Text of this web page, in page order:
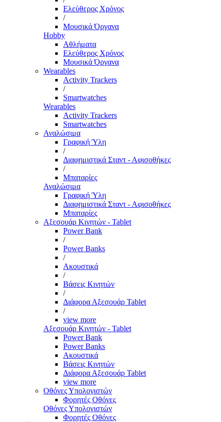
Ελεύθερος Χρόνος
/
Μουσικά Όργανα
Hobby
Αθλήματα
Ελεύθερος Χρόνος
Μουσικά Όργανα
Wearables
Activity Trackers
/
Smartwatches
Wearables
Activity Trackers
Smartwatches
Αναλώσιμα
Γραφική Ύλη
/
Διαφημιστικά Σταντ - Αφισοθήκες
/
Μπαταρίες
Αναλώσιμα
Γραφική Ύλη
Διαφημιστικά Σταντ - Αφισοθήκες
Μπαταρίες
Αξεσουάρ Κινητών - Tablet
Power Bank
/
Power Banks
/
Ακουστικά
/
Βάσεις Κινητών
/
Διάφορα Αξεσουάρ Tablet
/
view more
Αξεσουάρ Κινητών - Tablet
Power Bank
Power Banks
Ακουστικά
Βάσεις Κινητών
Διάφορα Αξεσουάρ Tablet
view more
Οθόνες Υπολογιστών
Φορητές Οθόνες
Οθόνες Υπολογιστών
Φορητές Οθόνες